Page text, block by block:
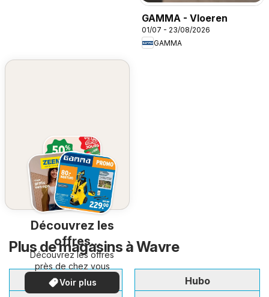
GAMMA - Vloeren
01/07 - 23/08/2026
GAMMA
Découvrez les
offres
spéciales
Découvrez les offres
près de chez vous
Voir plus
Plus de magasins à Wavre
Brico
Hubo